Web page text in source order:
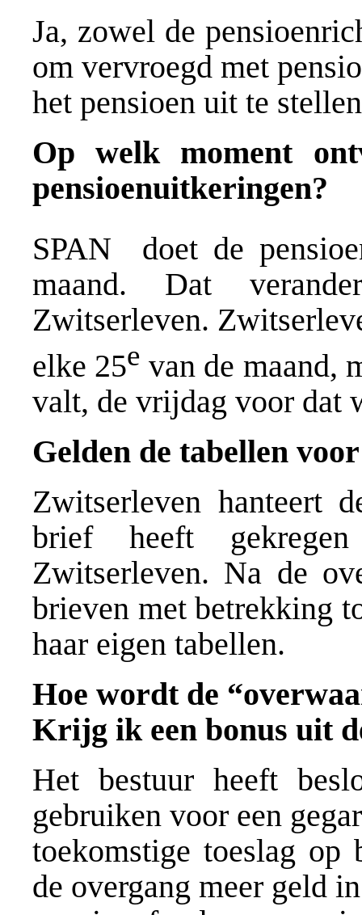
Ja, zowel de
om vervroegd met
het pensioen uit te
Op welk moment
pensioenuitkeringen?
SPAN doet de
maand. Dat
Zwitserleven.
elke 25e van de maand,
valt, de vrijdag voor dat
Gelden de tabellen
Zwitserleven hanteert
brief heeft
Zwitserleven. Na de
brieven met betrekking
haar eigen tabellen.
Hoe wordt de
Krijg ik een bonus uit
Het bestuur heeft
gebruiken voor een
toekomstige toeslag
de overgang meer geld